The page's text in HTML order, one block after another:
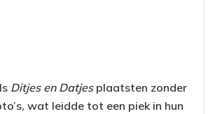
Ditjes en Datjesplaatsten zonder
wat leidde tot een piek in hun